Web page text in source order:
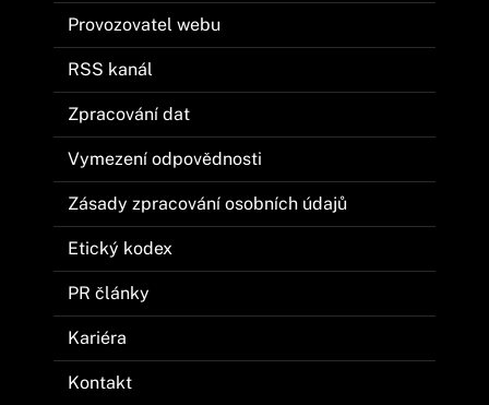
Provozovatel webu
RSS kanál
Zpracování dat
Vymezení odpovědnosti
Zásady zpracování osobních údajů
Etický kodex
PR články
Kariéra
Kontakt